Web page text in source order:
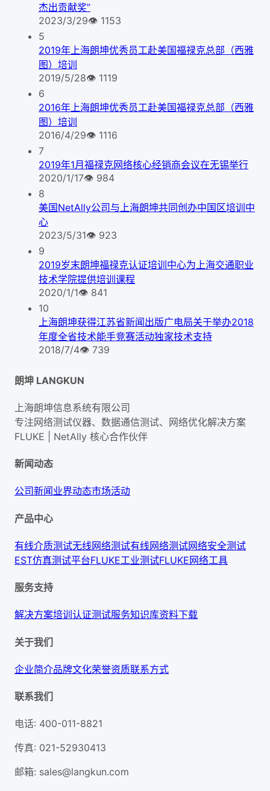
杰出贡献奖”
2023/3/29👁 1153
5
2019年上海朗坤优秀员工赴美国福禄克总部（西雅
图）培训
2019/5/28👁 1119
6
2016年上海朗坤优秀员工赴美国福禄克总部（西雅
图）培训
2016/4/29👁 1116
7
2019年1月福禄克网络核心经销商会议在无锡举行
2020/1/17👁 984
8
美国NetAlly公司与上海朗坤共同创办中国区培训中
心
2023/5/31👁 923
9
2019岁末朗坤福禄克认证培训中心为上海交通职业
技术学院提供培训课程
2020/1/1👁 841
10
上海朗坤获得江苏省新闻出版广电局关于举办2018
年度全省技术能手竞赛活动独家技术支持
2018/7/4👁 739
朗坤 LANGKUN
上海朗坤信息系统有限公司
专注网络测试仪器、数据通信测试、网络优化解决方案
FLUKE | NetAlly 核心合作伙伴
新闻动态
公司新闻业界动态市场活动
产品中心
有线介质测试无线网络测试有线网络测试网络安全测试
EST仿真测试平台FLUKE工业测试FLUKE网络工具
服务支持
解决方案培训认证测试服务知识库资料下载
关于我们
企业简介品牌文化荣誉资质联系方式
联系我们
电话: 400-011-8821
传真: 021-52930413
邮箱: sales@langkun.com